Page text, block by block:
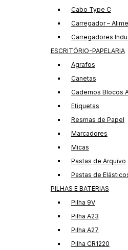
Cabo Type C
Carregador –
Carregadores
ESCRITÓRIO-PAPELARIA
Agrafos
Canetas
Cadernos Blocos
Etiquetas
Resmas de Papel
Marcadores
Micas
Pastas de Arquivo
Pastas de
PILHAS E BATERIAS
Pilha 9V
Pilha A23
Pilha A27
Pilha CR1220